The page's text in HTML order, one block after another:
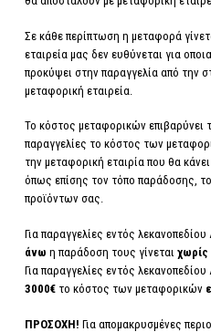
Σε κάθε περίπτωση η μεταφορά
εταιρεία μας δεν ευθύνεται για
προκύψει στην παραγγελία από την
μεταφορική εταιρεία.
Το κόστος μεταφορικών επιβαρύνει
παραγγελίες το κόστος των
την μεταφορική εταιρία που θα
όπως επίσης τον τόπο παράδοσης,
προϊόντων σας.
Για παραγγελίες εντός λεκανοπεδίου
άνω η παράδοση τους γίνεται χωρίς
Για παραγγελίες εντός λεκανοπεδίου
3000€το κόστος των μεταφορικών
ΠΡΟΣΟΧΗ! Για απομακρυσμένες